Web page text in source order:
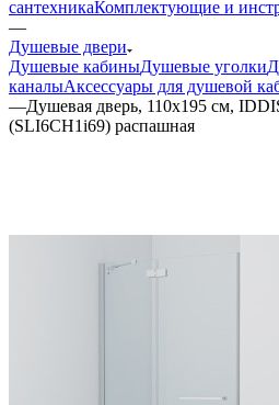
сантехникаКомплектующие и
—
Душевые двери
Душевые кабиныДушевые уголки
каналыАксессуары для душевой
—Душевая дверь, 110х195 см,
(SLI6CH1i69) распашная